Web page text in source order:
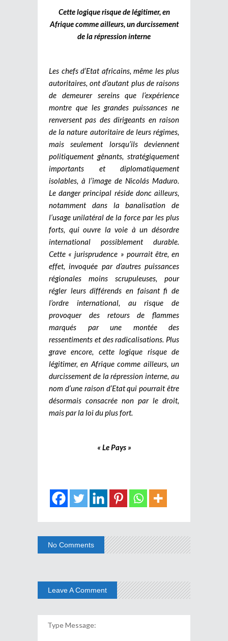
Cette logique risque de légitimer, en
Afrique comme ailleurs, un durcissement
de la répression interne
Les chefs d’Etat africains, même les plus
autoritaires, ont d’autant plus de raisons
de demeurer sereins que l’expérience
montre que les grandes puissances ne
renversent pas des dirigeants en raison
de la nature autoritaire de leurs régimes,
mais seulement lorsqu’ils deviennent
politiquement gênants, stratégiquement
importants et diplomatiquement
isolables, à l’image de Nicolás Maduro.
Le danger principal réside donc ailleurs,
notamment dans la banalisation de
l’usage unilatéral de la force par les plus
forts, qui ouvre la voie à un désordre
international possiblement durable.
Cette « jurisprudence » pourrait être, en
effet, invoquée par d’autres puissances
régionales moins scrupuleuses, pour
régler leurs différends en faisant fi de
l’ordre international, au risque de
provoquer des retours de flammes
marqués par une montée des
ressentiments et des radicalisations. Plus
grave encore, cette logique risque de
légitimer, en Afrique comme ailleurs, un
durcissement de la répression interne, au
nom d’une raison d’Etat qui pourrait être
désormais consacrée non par le droit,
mais par la loi du plus fort.
« Le Pays »
No Comments
Leave A Comment